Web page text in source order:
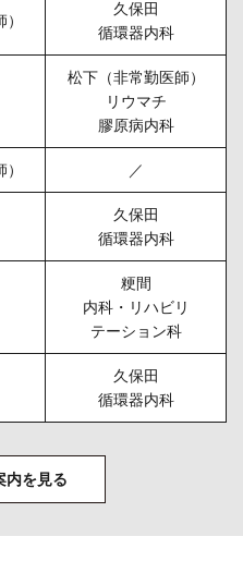
久保田
循環器内科
松下（非常勤医師）
リウマチ
膠原病内科
／
久保田
循環器内科
粳間
内科・リハビリ
テーション科
久保田
循環器内科
内を見る